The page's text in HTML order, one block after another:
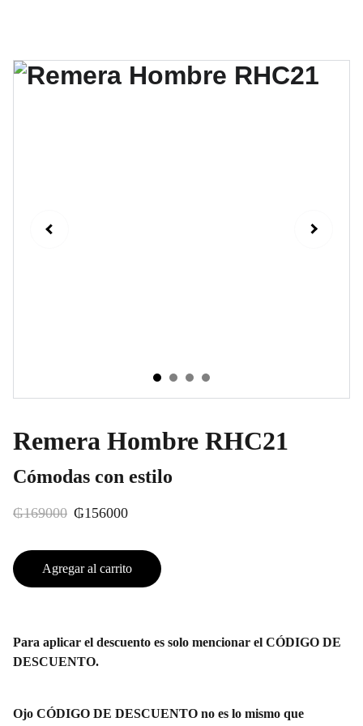
Remera Hombre RHC21
Cómodas con estilo
₲169000 ₲156000
Agregar al carrito
Para aplicar el descuento es solo mencionar el CÓDIGO DE
DESCUENTO.
Ojo CÓDIGO DE DESCUENTO no es lo mismo que